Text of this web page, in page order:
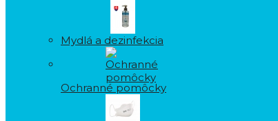
Mydlá a dezinfekcia
Ochranné pomôcky